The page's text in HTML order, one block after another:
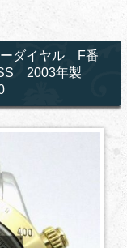
ダイヤル F番
2003年製